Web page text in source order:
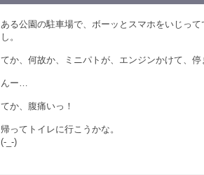
ある公園の駐車場で、ボーッとスマホをいじっ
し。
てか、何故か、ミニパトが、エンジンかけて、停
んー…
てか、腹痛いっ！
帰ってトイレに行こうかな。
(-_-)